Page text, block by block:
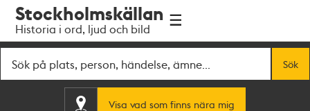
navigationen
huvudinnehållet
Stockholmskällan
Historia i ord, ljud och bild
Sök
Visa vad som finns nära mig